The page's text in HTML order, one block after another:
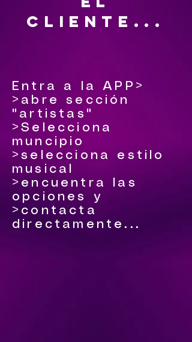
cliente...
Entra a la APP>
>abre sección
"artistas"
>Selecciona
muncipio
>selecciona estilo
musical
>encuentra las
opciones y
>contacta
directamente...